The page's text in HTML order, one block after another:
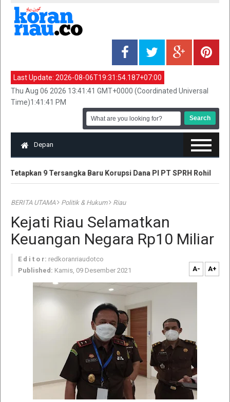
Last Update: 2026-08-06T19:31:54.187+07:00
Thu Aug 06 2026 13:41:41 GMT+0000 (Coordinated Universal
Time)1:41:41 PM
Depan
Tetapkan 9 Tersangka Baru Korupsi Dana PI PT SPRH Rohil
BERITA UTAMA Politik & Hukum Riau
Kejati Riau Selamatkan
Keuangan Negara Rp10 Miliar
E d i t o r: redkoranriaudotco
Published: Kamis, 09 Desember 2021 A- A+